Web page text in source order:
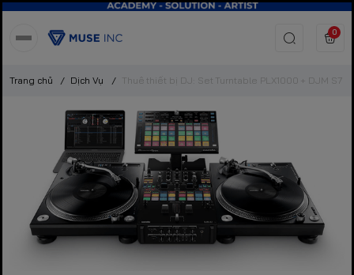
0
Trang chủ / Dịch Vụ / Thuê thiết bị DJ: Set Turntable PLX1000 + DJM S7